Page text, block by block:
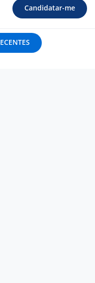
Candidatar-me